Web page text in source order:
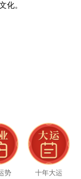
化。
势 十年大运